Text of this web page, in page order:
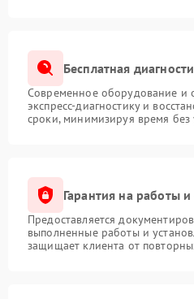
Бесплатная
Современное оборудование и
экспресс-диагностику и
сроки, минимизируя время без
Гарантия на работы и
Предоставляется
выполненные работы и
защищает клиента от